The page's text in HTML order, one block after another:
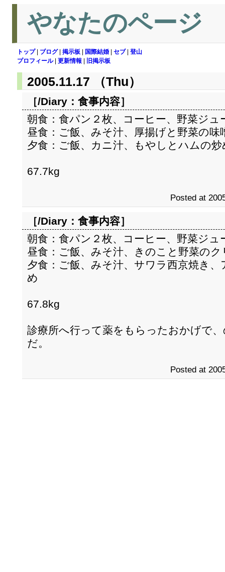
やなたのページ
トップ| ブログ| 掲示板 国際結婚 セブ| 登山
プロフィール| 更新情報 旧掲示板
2005.11.17 （Thu）
［/Diary： 食事内容］
朝食：食パン２枚、コーヒー、野菜ジュ
昼食：ご飯、みそ汁、厚揚げと野菜の味
夕食：ご飯、カニ汁、もやしとハムの
67.7kg
Posted at
［/Diary： 食事内容］
朝食：食パン２枚、コーヒー、野菜ジュ
昼食：ご飯、みそ汁、きのこと野菜の
夕食：ご飯、みそ汁、サワラ西京焼き
め
67.8kg
診療所へ行って薬をもらったおかげで
だ。
Posted at